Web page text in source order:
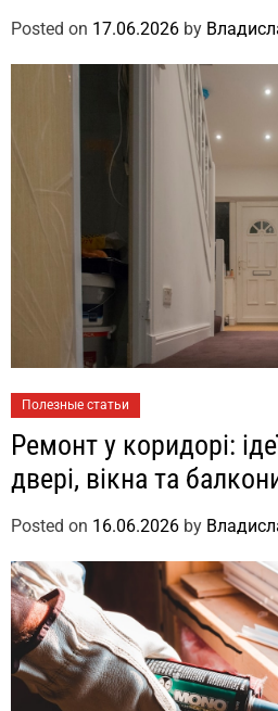
Posted on 17.06.2026 by
Полезные статьи
Ремонт у коридорі:
двері, вікна та
Posted on 16.06.2026 by